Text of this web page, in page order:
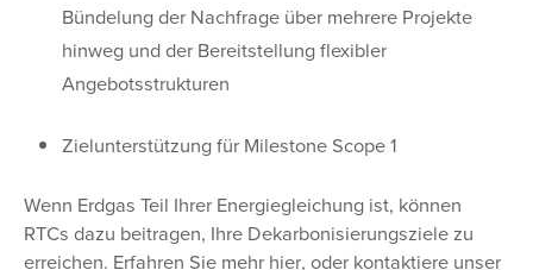
Bündelung der Nachfrage über mehrere Projekte
hinweg und der Bereitstellung flexibler
Angebotsstrukturen
Zielunterstützung für Milestone Scope 1
Wenn Erdgas Teil Ihrer Energiegleichung ist, können
RTCs dazu beitragen, Ihre Dekarbonisierungsziele zu
erreichen. Erfahren Sie mehr hier, oder kontaktiere unser